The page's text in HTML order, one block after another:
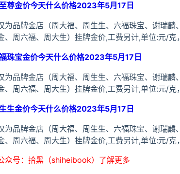
尊金价今天什么价格2023年5月17日
为品牌金店（周大福、周生生、六福珠宝、谢瑞
、周六福、周大生）挂牌金价,工费另计,单位:元/
珠宝金价今天什么价格2023年5月17日
为品牌金店（周大福、周生生、六福珠宝、谢瑞
、周六福、周大生）挂牌金价,工费另计,单位:元/
生金价今天什么价格2023年5月17日
为品牌金店（周大福、周生生、六福珠宝、谢瑞
、周六福、周大生）挂牌金价,工费另计,单位:元/
众号：拾黑（shiheibook）了解更多